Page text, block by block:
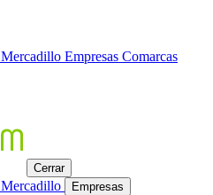
Mercadillo Empresas Comarcas
Cerrar
Mercadillo Empresas